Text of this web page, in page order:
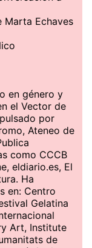
Marta Echaves
en género y
el Vector de
por
Ateneo de
como CCCB
eldiario.es, El
Ha
en: Centro
Gelatina
Art, Institute
de